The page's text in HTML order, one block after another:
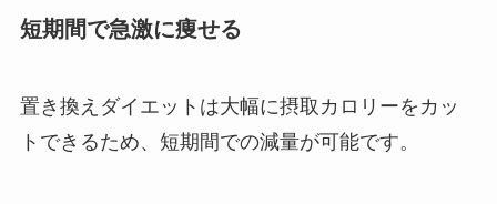
短期間で急激に痩せる
置き換えダイエットは大幅に摂取カロリーをカッ
トできるため、短期間での減量が可能です。